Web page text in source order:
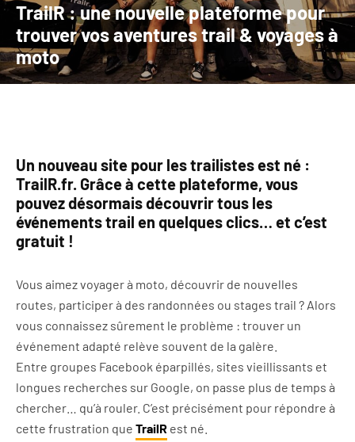
TrailR : une nouvelle plateforme pour
trouver vos aventures trail & voyages à
moto
Un nouveau site pour les trailistes est né :
TrailR.fr. Grâce à cette plateforme, vous
pouvez désormais découvrir tous les
événements trail en quelques clics… et c’est
gratuit !
Vous aimez voyager à moto, découvrir de nouvelles
routes, participer à des randonnées ou stages trail ? Alors
vous connaissez sûrement le problème : trouver un
événement adapté relève souvent de la galère.
Entre groupes Facebook éparpillés, sites vieillissants et
longues recherches sur Google, on passe plus de temps à
chercher… qu’à rouler. C’est précisément pour répondre à
cette frustration que TrailR est né.